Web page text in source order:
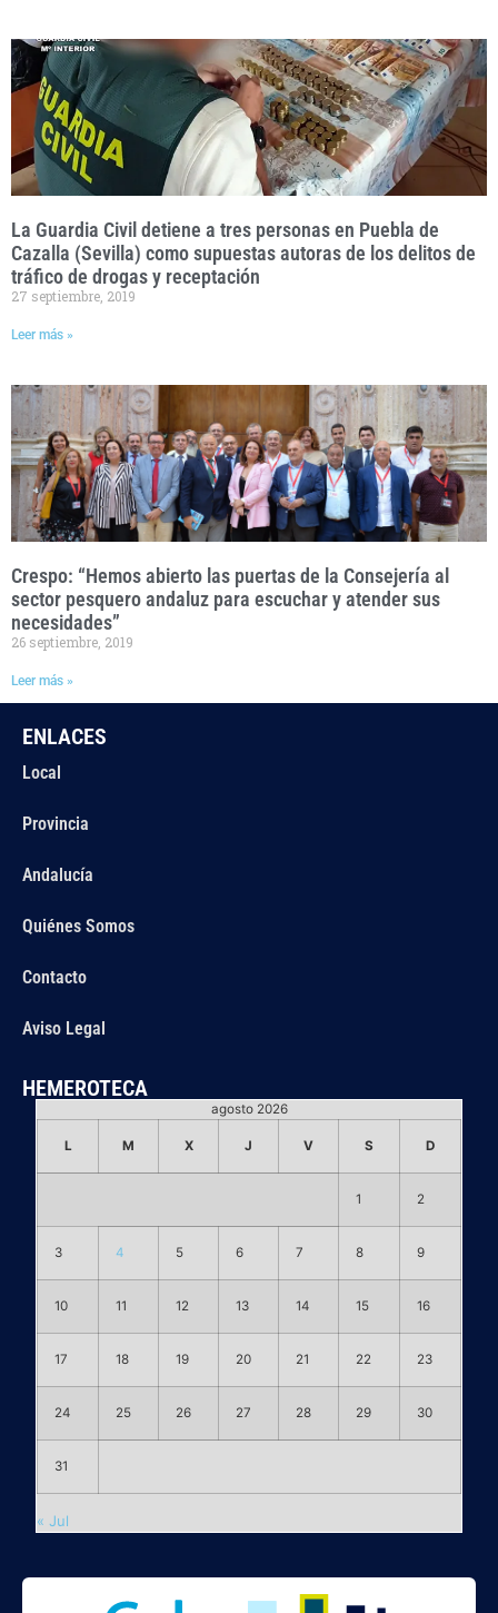
La Guardia Civil detiene a tres personas en Puebla de
Cazalla (Sevilla) como supuestas autoras de los delitos de
tráfico de drogas y receptación
27 septiembre, 2019
Leer más »
Crespo: “Hemos abierto las puertas de la Consejería al
sector pesquero andaluz para escuchar y atender sus
necesidades”
26 septiembre, 2019
Leer más »
ENLACES
Local
Provincia
Andalucía
Quiénes Somos
Contacto
Aviso Legal
HEMEROTECA
agosto 2026
L M X J V S D
1 2
3 4 5 6 7 8 9
10 11 12 13 14 15 16
17 18 19 20 21 22 23
24 25 26 27 28 29 30
31
« Jul